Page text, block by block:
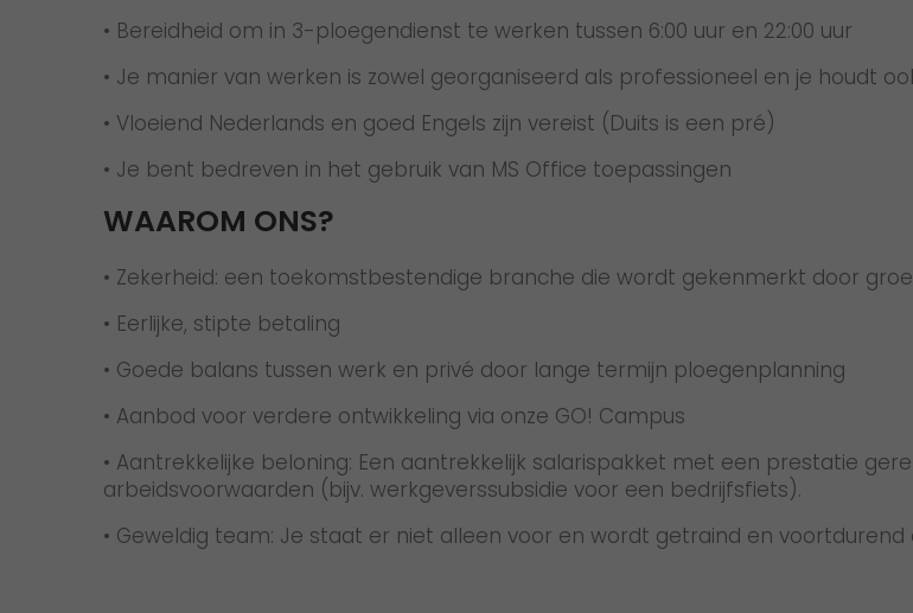
• Bereidheid om in 3-ploegendienst te werken tussen 6:00 uur en 22:00 uur
• Je manier van werken is zowel georganiseerd als professioneel en je houdt
• Vloeiend Nederlands en goed Engels zijn vereist (Duits is een pré)
• Je bent bedreven in het gebruik van MS Office toepassingen
WAAROM ONS?
• Zekerheid: een toekomstbestendige branche die wordt gekenmerkt door
• Eerlijke, stipte betaling
• Goede balans tussen werk en privé door lange termijn ploegenplanning
• Aanbod voor verdere ontwikkeling via onze GO! Campus
• Aantrekkelijke beloning: Een aantrekkelijk salarispakket met een prestatie
arbeidsvoorwaarden (bijv. werkgeverssubsidie voor een bedrijfsfiets).
• Geweldig team: Je staat er niet alleen voor en wordt getraind en